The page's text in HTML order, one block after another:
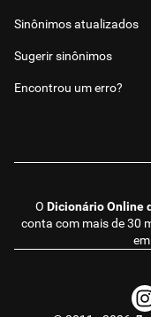
O Dicionário Online
conta com mais de 30
Sinônimos atualizados
Sugerir sinônimos
Encontrou um erro?